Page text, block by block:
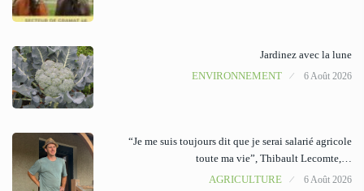
Jardinez avec la lune
ENVIRONNEMENT
6 Août 2026
“Je me suis toujours dit que je serai salarié agricole
toute ma vie”, Thibault Lecomte,…
AGRICULTURE
6 Août 2026